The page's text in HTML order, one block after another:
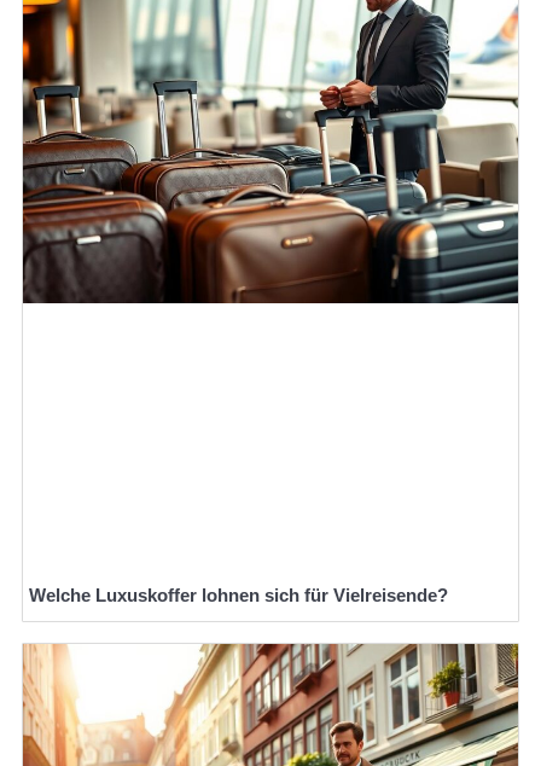
Welche Luxuskoffer lohnen sich für Vielreisende?